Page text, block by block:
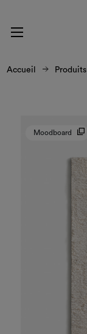
Accueil Produits
Moodboard